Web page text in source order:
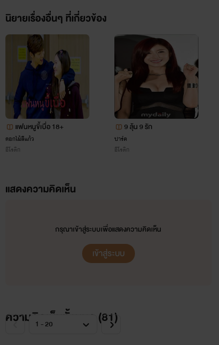
นิยายเรื่องอื่นๆ ที่เกี่ยวข้อง
แฟนหนูขี้เบื่อ 18+
ดอกไม้สีแก้ว
อีโรติก
9 ลุ้น 9 รัก
ปาร์ค
อีโรติก
แสดงความคิดเห็น
กรุณาเข้าสู่ระบบเพื่อแสดงความคิดเห็น
เข้าสู่ระบบ
ความคิดเห็นทั้งหมด (81)